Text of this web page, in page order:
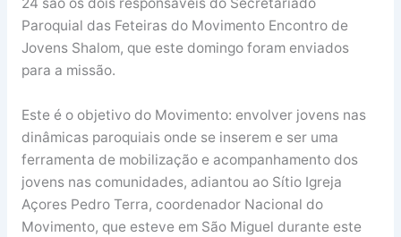
Paroquial das Feteiras do Movimento Encontro de
Jovens Shalom, que este domingo foram enviados
para a missão.
Este é o objetivo do Movimento: envolver jovens nas
dinâmicas paroquiais onde se inserem e ser uma
ferramenta de mobilização e acompanhamento dos
jovens nas comunidades, adiantou ao Sítio Igreja
Açores Pedro Terra, coordenador Nacional do
Movimento, que esteve em São Miguel durante este